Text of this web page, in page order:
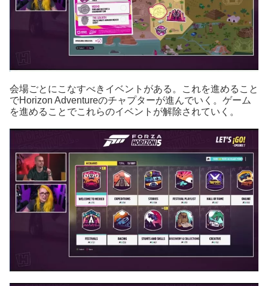
会場ごとにこなすべきイベントがある。これを進めること
でHorizon Adventureのチャプターが進んでいく。ゲーム
を進めることでこれらのイベントが解除されていく。